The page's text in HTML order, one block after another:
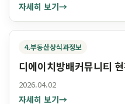
자세히 보기→
4.부동산상식과정보
디에이치방배커뮤니티
2026.04.02
자세히 보기→